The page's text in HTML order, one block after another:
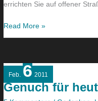
errichten Sie auf offener
Read More »
Feb. 6 2011
Genuch für
Genuch
für
heute!!!